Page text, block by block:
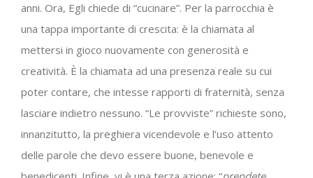
anni. Ora, Egli chiede di “cucinare”. Per la parrocchia è
una tappa importante di crescita: è la chiamata al
mettersi in gioco nuovamente con generosità e
creatività. È la chiamata ad una presenza reale su cui
poter contare, che intesse rapporti di fraternità, senza
lasciare indietro nessuno. “Le provviste” richieste sono,
innanzitutto, la preghiera vicendevole e l’uso attento
delle parole che devo essere buone, benevole e